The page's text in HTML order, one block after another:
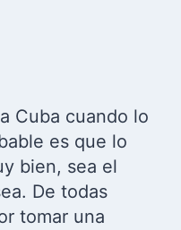
Cuba cuando lo
es que lo
bien, sea el
De todas
tomar una